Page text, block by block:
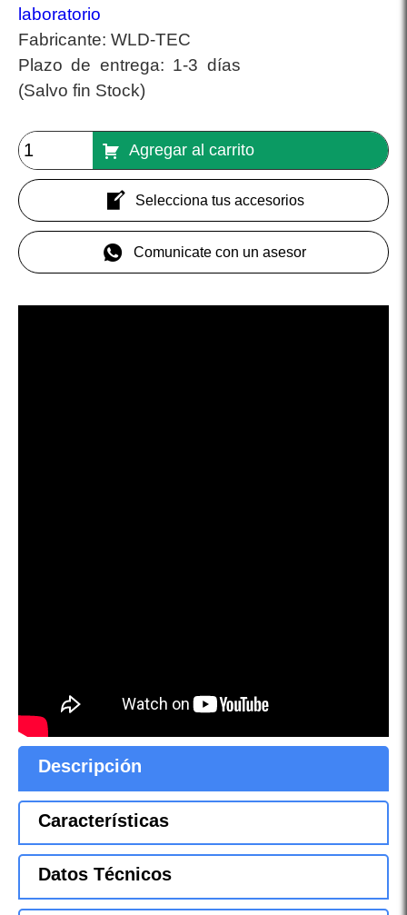
laboratorio
Fabricante: WLD-TEC
Plazo de entrega: 1-3 días
(Salvo fin Stock)
Agregar al carrito
Selecciona tus accesorios
Comunicate con un asesor
Descripción
Características
Datos Técnicos